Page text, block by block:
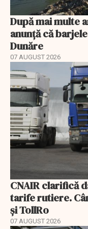
După mai multe
anunță că
Dunăre
07 AUGUST 2026
CNAIR clarifică
tarife rutiere.
și TollRo
07 AUGUST 2026